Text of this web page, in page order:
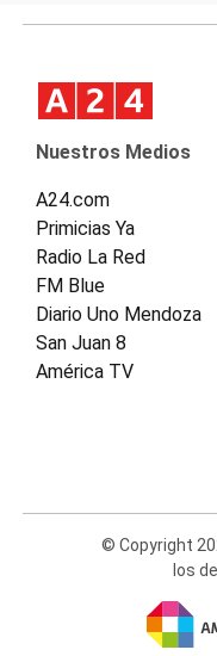
Nuestros Medios
A24.com
Primicias Ya
Radio La Red
FM Blue
Diario Uno Mendoza
San Juan 8
América TV
© Copyright
los